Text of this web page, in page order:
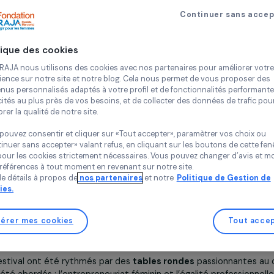
en rencontres.
2017, le premier Festival solidaire Causette s’est déroulé
et aux problématiquesqu’elles rencontrent
Le festival s’est ouvert avec une cérémonie
de Palmer (Cenon), à laquelle ont participé
David, Maire de Cenon, Sophie Buffeteau,
aux Droits des Femmes de la Nouvelle-
Aquitaine, Marie-Laure
Hubert-Nasser,
Directrice de la
Mairie de Bordeaux,
Grégory Lassus-Debat,
Danièle Marcovici et
rappelé dans son discours que
Politique des cookies
Chez RAJA nous utilisons des cookies avec nos partenaires
expérience sur notre site et notre blog. Cela nous permet de vous
contenus personnalisés adaptés à votre profil et de
publicités au plus près de vos besoins, et de collecter des
améliorer la qualité de notre site.
Vous pouvez consentir et cliquer sur «Tout accepter»,
«Continuer sans accepter» valant refus, en cliquant sur les
sauf pour les cookies strictement nécessaires. Vous pouvez
vos préférences à tout moment en revenant sur notre site.
Plus de détails à propos de
et notre
Politique